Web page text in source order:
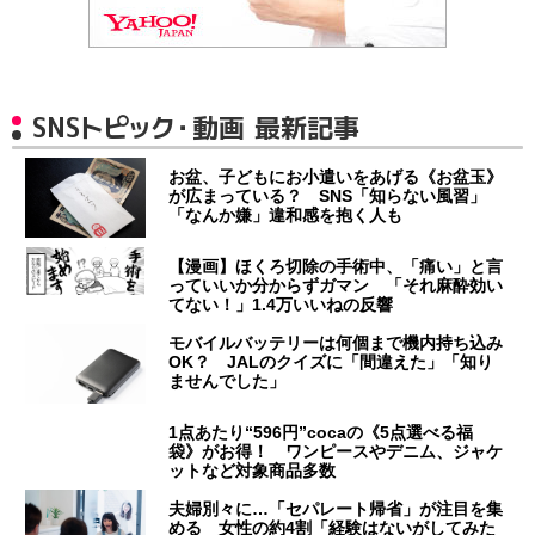
SNSトピック・動画 最新記事
お盆、子どもにお小遣いをあげる《お盆玉》
が広まっている？ SNS「知らない風習」
「なんか嫌」違和感を抱く人も
【漫画】ほくろ切除の手術中、「痛い」と言
っていいか分からずガマン 「それ麻酔効い
てない！」1.4万いいねの反響
モバイルバッテリーは何個まで機内持ち込み
OK？ JALのクイズに「間違えた」「知り
ませんでした」
1点あたり“596円”cocaの《5点選べる福
袋》がお得！ ワンピースやデニム、ジャケ
ットなど対象商品多数
夫婦別々に…「セパレート帰省」が注目を集
める 女性の約4割「経験はないがしてみた